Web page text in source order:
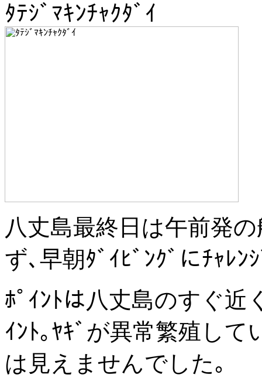
ﾀﾃｼﾞﾏｷﾝﾁｬｸﾀﾞｲ
八丈島最終日は午前発
ず､早朝ﾀﾞｲﾋﾞﾝｸﾞにﾁｬﾚﾝ
ﾎﾟｲﾝﾄは八丈島のすぐ近
ｲﾝﾄ｡ﾔｷﾞが異常繁殖し
は見えませんでした｡